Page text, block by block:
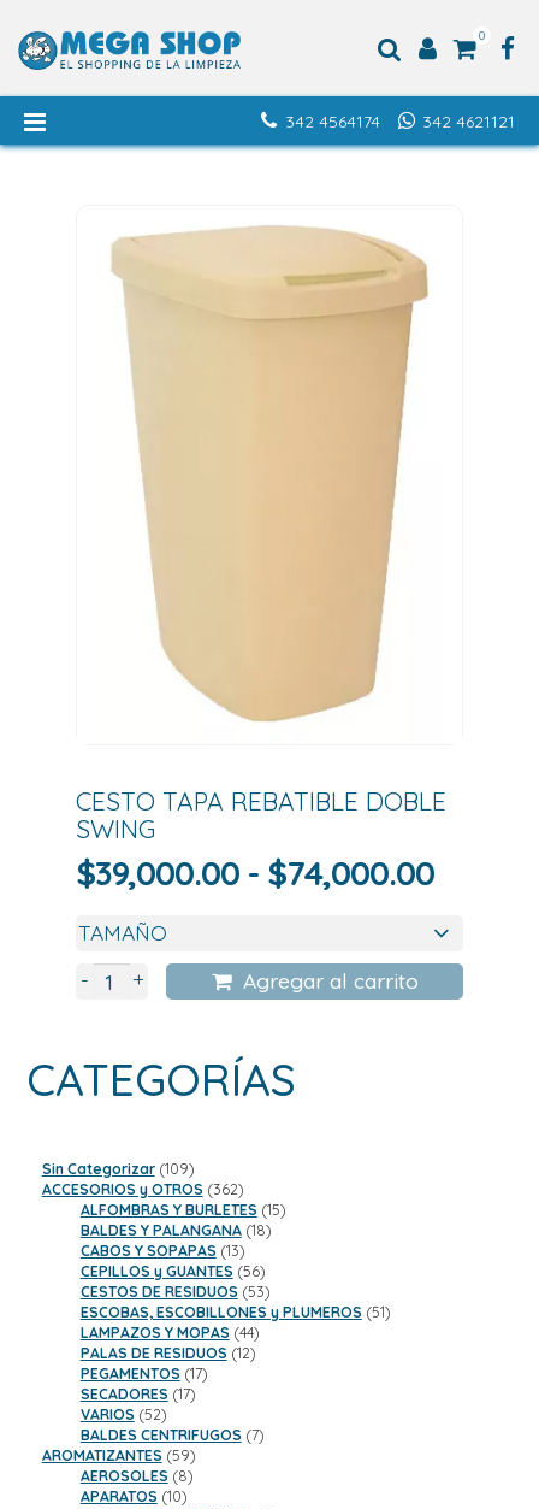
0
342 4621121
342 4564174
CESTO TAPA REBATIBLE DOBLE
SWING
$39,000.00 - $74,000.00Rango
desde
- + Agregar al carrito
CATEGORÍAS
Sin Categorizar 109109
productos
ACCESORIOS y OTROS 362362
productos
ALFOMBRAS Y BURLETES 1515
BALDES Y PALANGANA 1818
CABOS Y SOPAPAS 1313
productos
CEPILLOS y GUANTES 5656
productos
CESTOS DE RESIDUOS 5353
productos
ESCOBAS, ESCOBILLONES y PLUMEROS 5151
LAMPAZOS Y MOPAS 4444
productos
PALAS DE RESIDUOS 1212
PEGAMENTOS 1717
SECADORES 1717
VARIOS 5252
productos
BALDES CENTRIFUGOS 77
AROMATIZANTES 5959
productos
AEROSOLES 88
productos
APARATOS 1010